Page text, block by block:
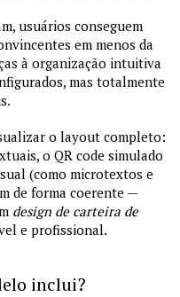
usuários conseguem
em menos da
à organização intuitiva
mas totalmente
o layout completo:
o QR code simulado
(como microtextos e
de forma coerente —
design de carteira de
e profissional.
inclui?